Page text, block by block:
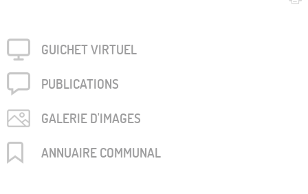
GUICHET VIRTUEL
PUBLICA­TIONS
GALERIE D'IMAGES
ANNUAIRE COMMUNAL